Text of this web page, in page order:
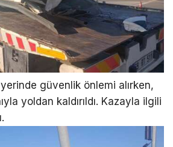
güvenlik önlemi alırken,
yoldan kaldırıldı. Kazayla ilgili